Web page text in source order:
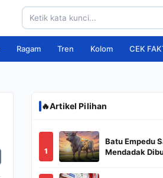
Ragam Tren Kolom CEK
🔥Artikel Pilihan
1
Batu Empedu
Mendadak